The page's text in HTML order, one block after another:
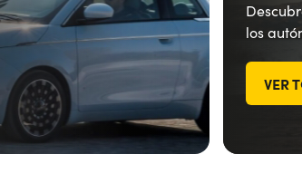
los
VER